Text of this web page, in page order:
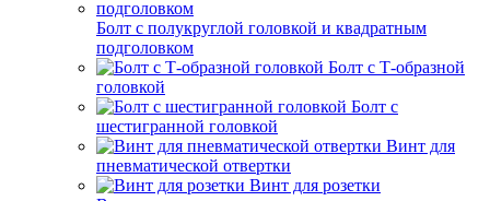
Болт с полукруглой головкой и квадратным
подголовком
Болт с Т-образной
головкой
Болт с
шестигранной головкой
Винт для
пневматической отвертки
Винт для розетки